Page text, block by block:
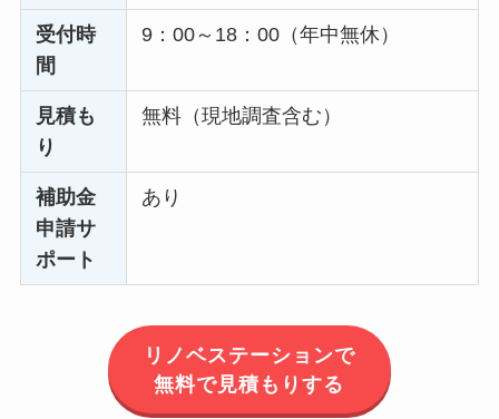
受付時
間
9：00～18：00（年中無休）
見積も
り
無料（現地調査含む）
補助金
申請サ
ポート
あり
リノベステーションで
無料で見積もりする